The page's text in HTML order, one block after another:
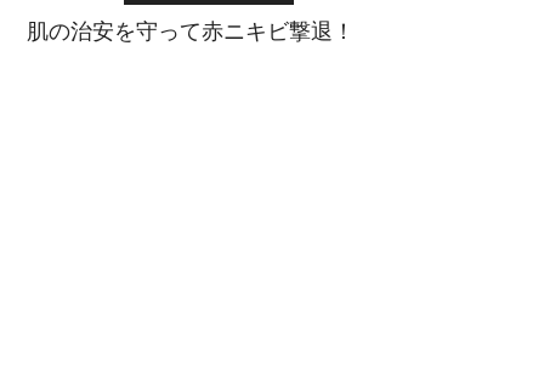
肌の治安を守って赤ニキビ撃退！